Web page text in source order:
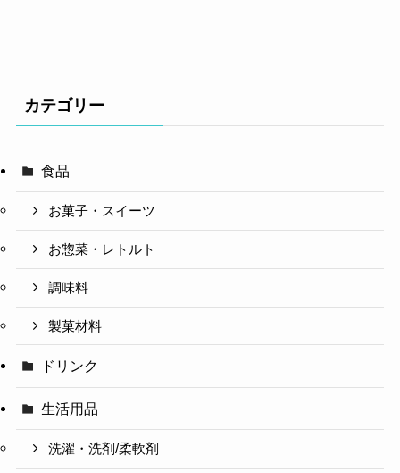
カテゴリー
食品
お菓子・スイーツ
お惣菜・レトルト
調味料
製菓材料
ドリンク
生活用品
洗濯・洗剤/柔軟剤